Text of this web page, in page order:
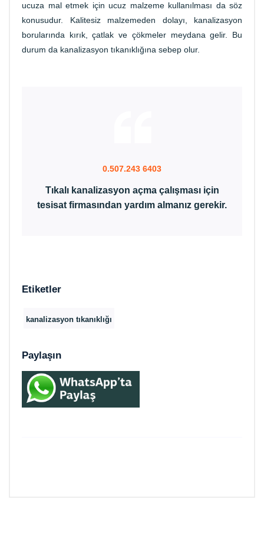
ucuza mal etmek için ucuz malzeme kullanılması da söz
konusudur. Kalitesiz malzemeden dolayı, kanalizasyon
borularında kırık, çatlak ve çökmeler meydana gelir. Bu
durum da kanalizasyon tıkanıklığına sebep olur.
0.507.243 6403
Tıkalı kanalizasyon açma çalışması için
tesisat firmasından yardım almanız gerekir.
Etiketler
kanalizasyon tıkanıklığı
Paylaşın